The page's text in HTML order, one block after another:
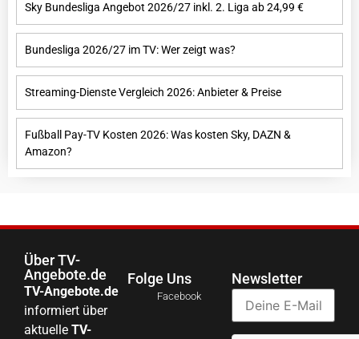
Sky Bundesliga Angebot 2026/27 inkl. 2. Liga ab 24,99 €
Bundesliga 2026/27 im TV: Wer zeigt was?
Streaming-Dienste Vergleich 2026: Anbieter & Preise
Fußball Pay-TV Kosten 2026: Was kosten Sky, DAZN &
Amazon?
Über TV-
Angebote.de
TV-Angebote.de
informiert über
aktuelle TV-
Folge Uns
Facebook
Newsletter